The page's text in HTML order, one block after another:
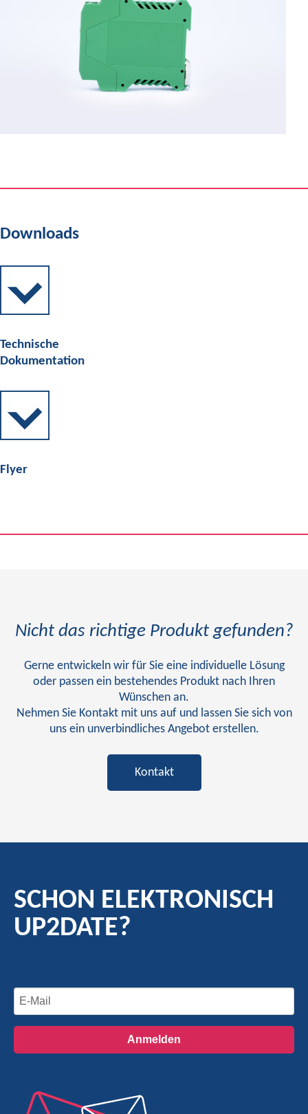
Downloads
Technische
Dokumentation
Flyer
Nicht das richtige Produkt gefunden?
Gerne entwickeln wir für Sie eine individuelle Lösung
oder passen ein bestehendes Produkt nach Ihren
Wünschen an.
Nehmen Sie Kontakt mit uns auf und lassen Sie sich von
uns ein unverbindliches Angebot erstellen.
Kontakt
SCHON ELEKTRONISCH
UP2DATE?
Anmelden